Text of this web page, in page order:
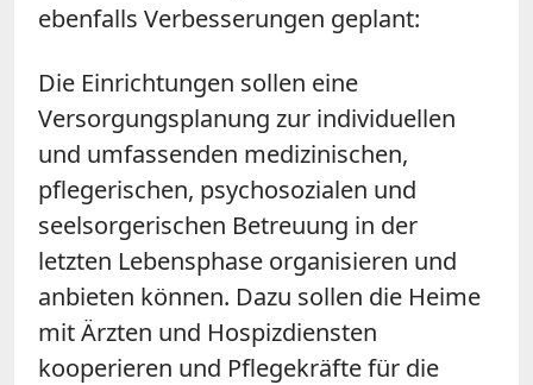
ebenfalls Verbesserungen geplant:
Die Einrichtungen sollen eine
Versorgungsplanung zur individuellen
und umfassenden medizinischen,
pflegerischen, psychosozialen und
seelsorgerischen Betreuung in der
letzten Lebensphase organisieren und
anbieten können. Dazu sollen die Heime
mit Ärzten und Hospizdiensten
kooperieren und Pflegekräfte für die